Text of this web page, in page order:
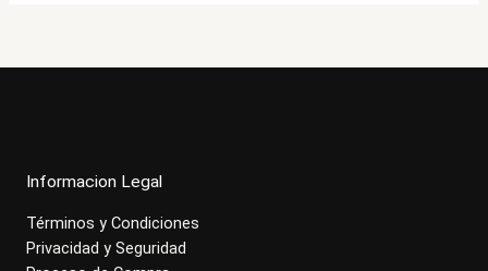
Informacion Legal
Términos y Condiciones
Privacidad y Seguridad